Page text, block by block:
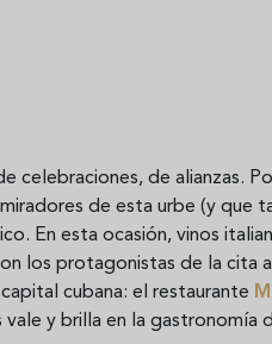
celebraciones, de alianzas.
de esta urbe (y que
En esta ocasión, vinos
los protagonistas de la cita
cubana: el restaurante
y brilla en la gastronomía